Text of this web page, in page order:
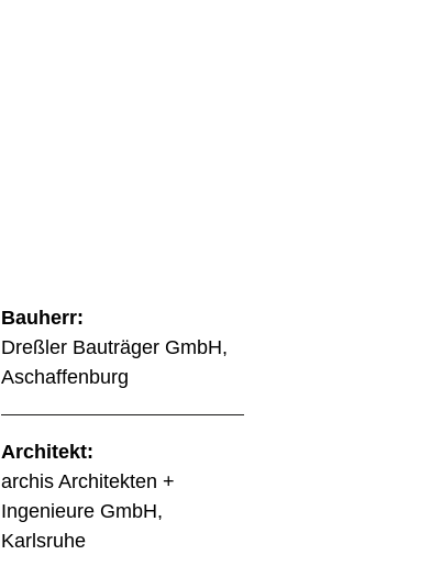
Bauherr:
Dreßler Bauträger GmbH,
Aschaffenburg
Architekt:
archis Architekten +
Ingenieure GmbH,
Karlsruhe